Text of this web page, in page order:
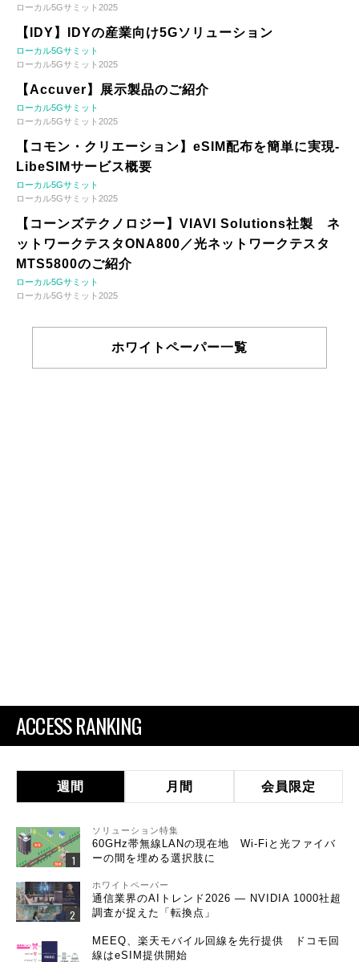
ローカル5Gサミット2025
【IDY】IDYの産業向け5Gソリューション
ローカル5Gサミット
ローカル5Gサミット2025
【Accuver】展示製品のご紹介
ローカル5Gサミット
ローカル5Gサミット2025
【コモン・クリエーション】eSIM配布を簡単に実現-
LibeSIMサービス概要
ローカル5Gサミット
ローカル5Gサミット2025
【コーンズテクノロジー】VIAVI Solutions社製 ネ
ットワークテスタONA800／光ネットワークテスタ
MTS5800のご紹介
ローカル5Gサミット
ローカル5Gサミット2025
ホワイトペーパー一覧
ACCESS RANKING
週間 月間 会員限定
ソリューション特集
60GHz帯無線LANの現在地 Wi-Fiと光ファイバ
ーの間を埋める選択肢に
ホワイトペーパー
通信業界のAIトレンド2026 ― NVIDIA 1000社超
調査が捉えた「転換点」
MEEQ、楽天モバイル回線を先行提供 ドコモ回
線はeSIM提供開始